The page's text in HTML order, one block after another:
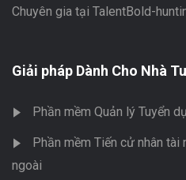
Chuyên gia tại TalentBold-
Giải pháp Dành Cho Nhà
Phần mềm Quản lý Tuyển
Phần mềm Tiến cử nhân
ngoài